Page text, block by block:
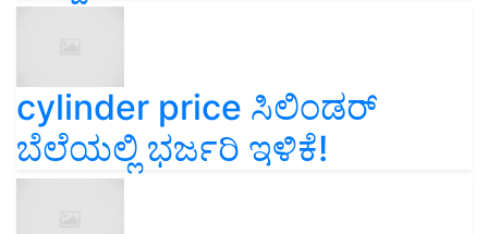
cylinder price ಸಿಲಿಂಡರ್‌
ಬೆಲೆಯಲ್ಲಿ ಭರ್ಜರಿ ಇಳಿಕೆ!